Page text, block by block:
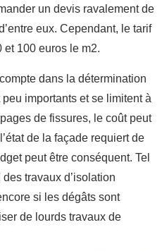
un devis ravalement de
eux. Cependant, le tarif
100 euros le m2.
dans la détermination
importants et se limitent à
de fissures, le coût peut
de la façade requiert de
peut être conséquent. Tel
travaux d’isolation
si les dégâts sont
de lourds travaux de